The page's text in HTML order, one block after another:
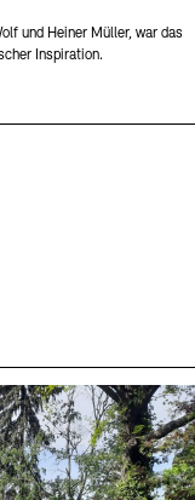
und Heiner Müller, war das
Inspiration.